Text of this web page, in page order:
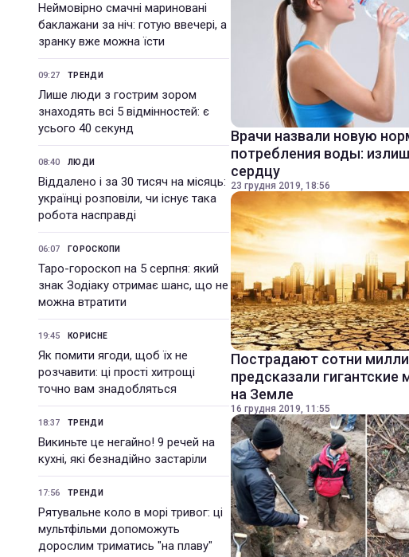
Неймовірно смачні мариновані
баклажани за ніч: готую ввечері, а
зранку вже можна їсти
09:27 ТРЕНДИ
Лише люди з гострим зором
знаходять всі 5 відмінностей: є
усього 40 секунд
08:40 ЛЮДИ
Віддалено і за 30 тисяч на місяць:
українці розповіли, чи існує така
робота насправді
06:07 ГОРОСКОПИ
Таро-гороскоп на 5 серпня: який
знак Зодіаку отримає шанс, що не
можна втратити
19:45 КОРИСНЕ
Як помити ягоди, щоб їх не
розчавити: ці прості хитрощі
точно вам знадобляться
18:37 ТРЕНДИ
Викиньте це негайно! 9 речей на
кухні, які безнадійно застаріли
17:56 ТРЕНДИ
Рятувальне коло в морі тривог: ці
мультфільми допоможуть
дорослим триматись "на плаву"
Врачи назвали новую
потребления воды:
сердцу
23 грудня 2019, 18:56
Пострадают сотни
предсказали гигантские
на Земле
16 грудня 2019, 11:55